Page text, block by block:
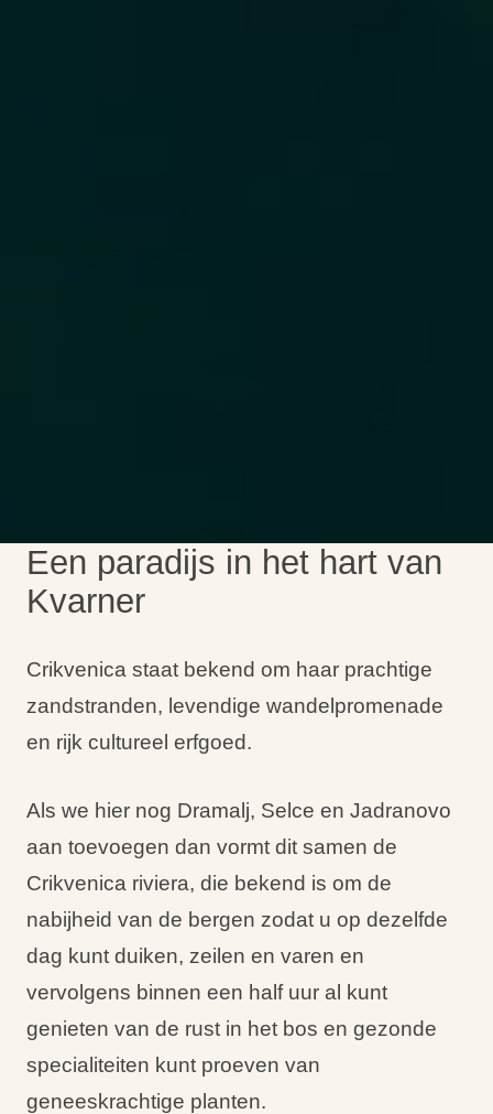
Een paradijs in het hart van
Kvarner
Crikvenica staat bekend om haar prachtige
zandstranden, levendige wandelpromenade
en rijk cultureel erfgoed.
Als we hier nog Dramalj, Selce en Jadranovo
aan toevoegen dan vormt dit samen de
Crikvenica riviera, die bekend is om de
nabijheid van de bergen zodat u op dezelfde
dag kunt duiken, zeilen en varen en
vervolgens binnen een half uur al kunt
genieten van de rust in het bos en gezonde
specialiteiten kunt proeven van
geneeskrachtige planten.